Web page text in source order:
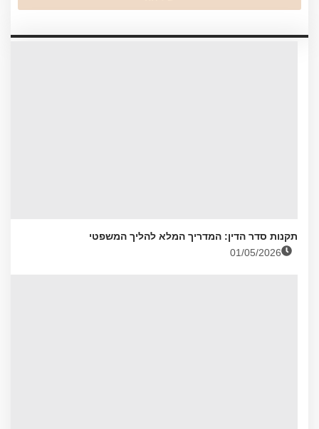
תקנות סדר הדין: המדריך המלא להליך המשפטי
01/05/2026